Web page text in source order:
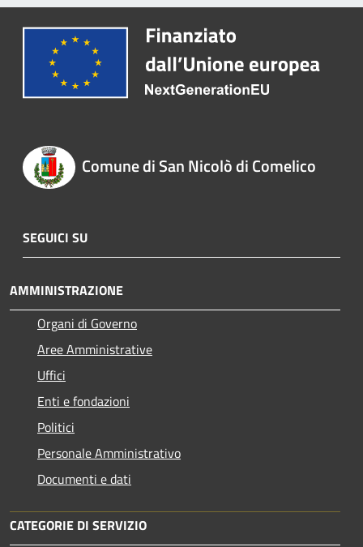
Comune di San Nicolò di Comelico
SEGUICI SU
AMMINISTRAZIONE
Organi di Governo
Aree Amministrative
Uffici
Enti e fondazioni
Politici
Personale Amministrativo
Documenti e dati
CATEGORIE DI SERVIZIO